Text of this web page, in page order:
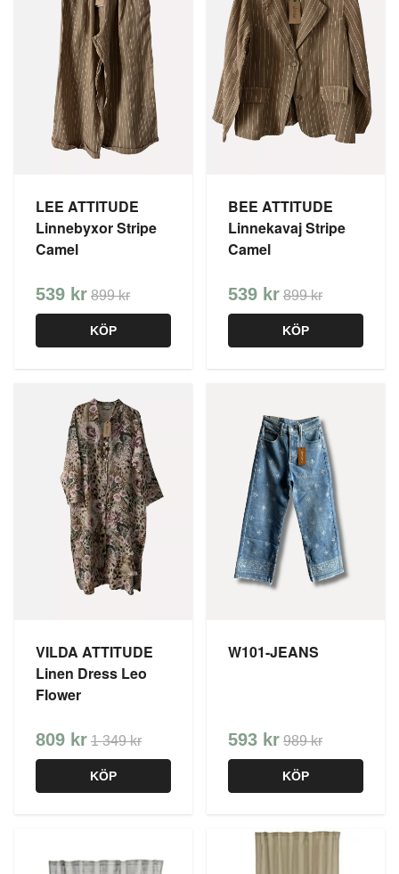
LEE ATTITUDE
Linnebyxor Stripe
Camel
539 kr 899 kr
KÖP
BEE ATTITUDE
Linnekavaj Stripe
Camel
539 kr 899 kr
KÖP
VILDA ATTITUDE
Linen Dress Leo
Flower
809 kr 1 349 kr
KÖP
W101-JEANS
593 kr 989 kr
KÖP